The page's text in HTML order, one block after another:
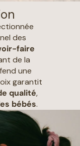
des
faire
de la
une
garantit
qualité,
bébés.